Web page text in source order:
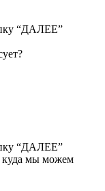
“ДАЛЕЕ”
“ДАЛЕЕ”
куда мы можем